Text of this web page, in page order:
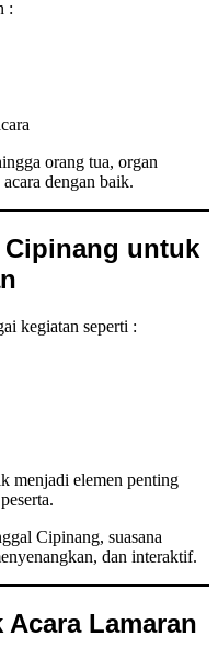
:
orang tua, organ
dengan baik.
Cipinang untuk
kegiatan seperti :
menjadi elemen penting
Cipinang, suasana
dan interaktif.
Lamaran